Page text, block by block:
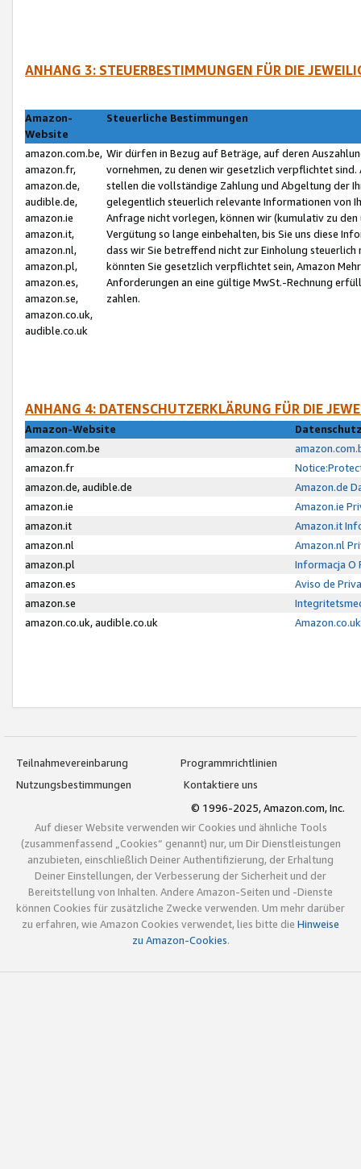
ANHANG 3: STEUERBESTIMMUNGEN FÜR DIE
Amazon-
Website
Steuerliche Bestimmungen
amazon.com.be,
amazon.fr,
amazon.de,
audible.de,
amazon.ie
amazon.it,
amazon.nl,
amazon.pl,
amazon.es,
amazon.se,
amazon.co.uk,
audible.co.uk
Wir dürfen in Bezug auf Beträge, auf deren
vornehmen, zu denen wir gesetzlich verpflichtet
stellen die vollständige Zahlung und Abgeltung der
gelegentlich steuerlich relevante Informationen von
Anfrage nicht vorlegen, können wir (kumulativ zu
Vergütung so lange einbehalten, bis Sie uns diese
dass wir Sie betreffend nicht zur Einholung
könnten Sie gesetzlich verpflichtet sein, Amazon
Anforderungen an eine gültige MwSt.-Rechnung
zahlen.
ANHANG 4: DATENSCHUTZERKLÄRUNG FÜR DIE
Amazon-Website
amazon.com.be
amazon.fr
amazon.de, audible.de
Amazon.de
amazon.ie
Amazon.ie
amazon.it
Amazon.it
amazon.nl
Amazon.nl
amazon.pl
Informacja O
amazon.es
Aviso de
amazon.se
amazon.co.uk, audible.co.uk
Teilnahmevereinbarung
Programmrichtlinien
Nutzungsbestimmungen
Kontaktiere uns
© 1996-2025, Amazon.com, Inc.
Auf dieser Website verwenden wir Cookies und ähnliche Tools
(zusammenfassend „Cookies“ genannt) nur, um Dir Dienstleistungen
anzubieten, einschließlich Deiner Authentifizierung, der Erhaltung
Deiner Einstellungen, der Verbesserung der Sicherheit und der
Bereitstellung von Inhalten. Andere Amazon-Seiten und -Dienste
können Cookies für zusätzliche Zwecke verwenden. Um mehr darüber
zu erfahren, wie Amazon Cookies verwendet, lies bitte die Hinweise
zu Amazon-Cookies.